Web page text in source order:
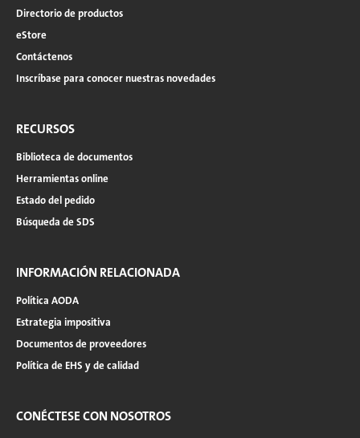
Directorio de productos
eStore
Contáctenos
Inscríbase para conocer nuestras novedades
RECURSOS
Biblioteca de documentos
Herramientas online
Estado del pedido
Búsqueda de SDS
INFORMACIÓN RELACIONADA
Política AODA
Estrategia impositiva
Documentos de proveedores
Política de EHS y de calidad
CONÉCTESE CON NOSOTROS